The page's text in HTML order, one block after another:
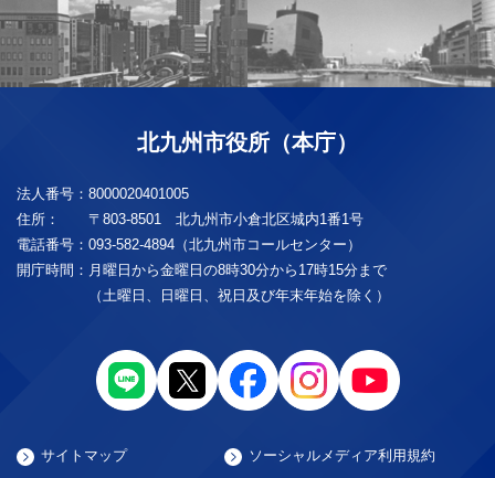
北九州市役所（本庁）
法人番号： 8000020401005
住所：
〒803-8501 北九州市小倉北区城内1番1号
電話番号： 093-582-4894（北九州市コールセンター）
開庁時間： 月曜日から金曜日の8時30分から17時15分まで
（土曜日、日曜日、祝日及び年末年始を除く）
サイトマップ ソーシャルメディア利用規約